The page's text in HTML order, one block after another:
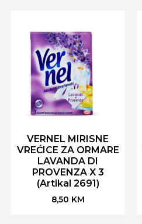
VERNEL MIRISNE
VREĆICE ZA ORMARE
LAVANDA DI
PROVENZA X 3
(Artikal 2691)
8,50 KM